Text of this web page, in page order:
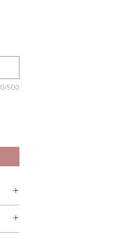
0/500